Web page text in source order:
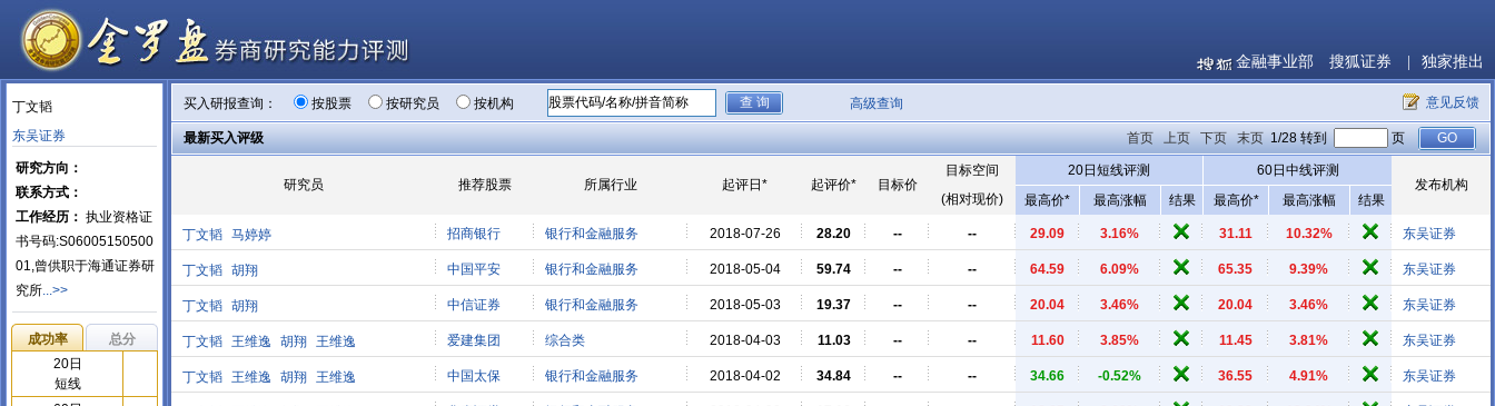
金融事业部 搜狐证券 独家推出
丁文韬
东吴证券
研究方向：
联系方式：
工作经历： 执业资格证
书号码:S06005150500
01,曾供职于海通证券研
究所...>>
成功率
总分
20日
短线
买入研报查询： 按股票 按研究员 按机构 高级查询 意见反馈
首页 上页 下页 末页 1/28 转到 页
最新买入评级
研究员 推荐股票 所属行业 起评日* 起评价* 目标价
目标空间
(相对现价)
20日短线评测
60日中线评测
发布机构
最高价*
最高涨幅 结果 最高价* 最高涨幅 结果
丁文韬 马婷婷 招商银行 银行和金融服务 2018-07-26 28.20 -- -- 29.09 3.16% 31.11 10.32% 东吴证券
丁文韬 胡翔 中国平安 银行和金融服务 2018-05-04 59.74 -- -- 64.59 6.09% 65.35 9.39% 东吴证券
丁文韬 胡翔 中信证券 银行和金融服务 2018-05-03 19.37 -- -- 20.04 3.46% 20.04 3.46% 东吴证券
丁文韬 王维逸 胡翔 王维逸 爱建集团 综合类 2018-04-03 11.03 -- -- 11.60 3.85% 11.45 3.81% 东吴证券
丁文韬 王维逸 胡翔 王维逸 中国太保 银行和金融服务 2018-04-02 34.84 -- -- 34.66 -0.52% 36.55 4.91% 东吴证券